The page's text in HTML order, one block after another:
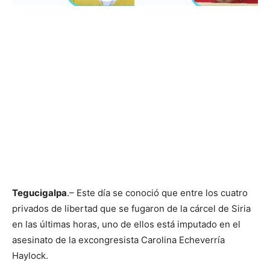
Tegucigalpa.– Este día se conoció que entre los cuatro
privados de libertad que se fugaron de la cárcel de Siria
en las últimas horas, uno de ellos está imputado en el
asesinato de la excongresista Carolina Echeverría
Haylock.